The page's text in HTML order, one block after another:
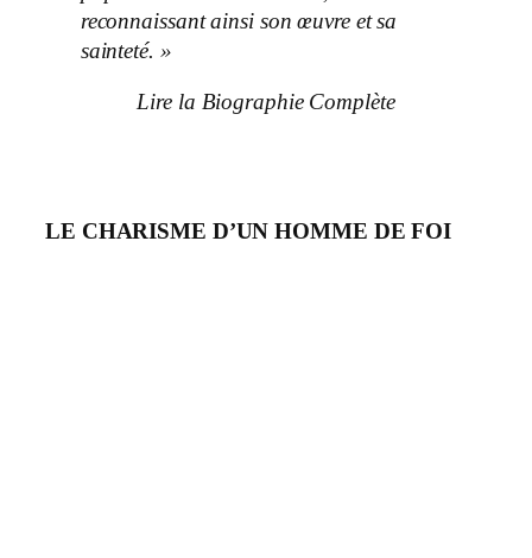
reconnaissant ainsi son œuvre et sa
sainteté. »
Lire la Biographie Complète
LE CHARISME D’UN HOMME DE FOI